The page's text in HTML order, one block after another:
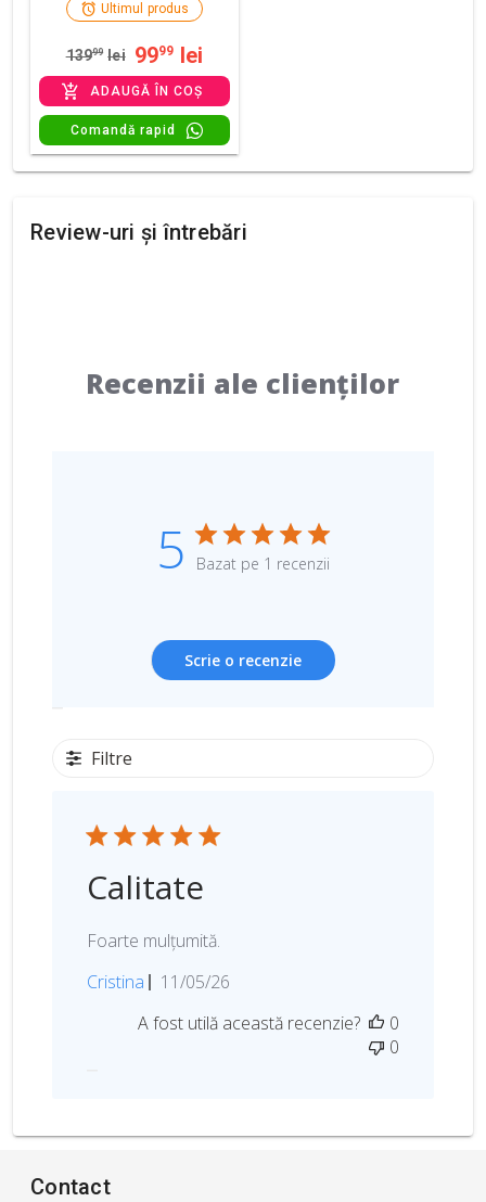
Ultimul produs
13999 lei 9999 lei
ADAUGĂ ÎN COȘ
Comandă rapid
Review-uri și întrebări
Recenzii ale clienților
5 Bazat pe 1 recenzii
Scrie o recenzie
Filtre
Calitate
Foarte mulțumită.
Cristina
D
t
11/05/26
A fost utilă această recenzie?
0
0
Contact